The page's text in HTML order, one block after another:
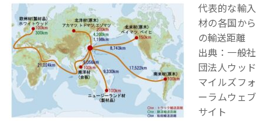
代表的な輸入
材の各国から
の輸送距離
出典：一般社
団法人ウッド
マイルズフォ
ーラムウェブ
サイト